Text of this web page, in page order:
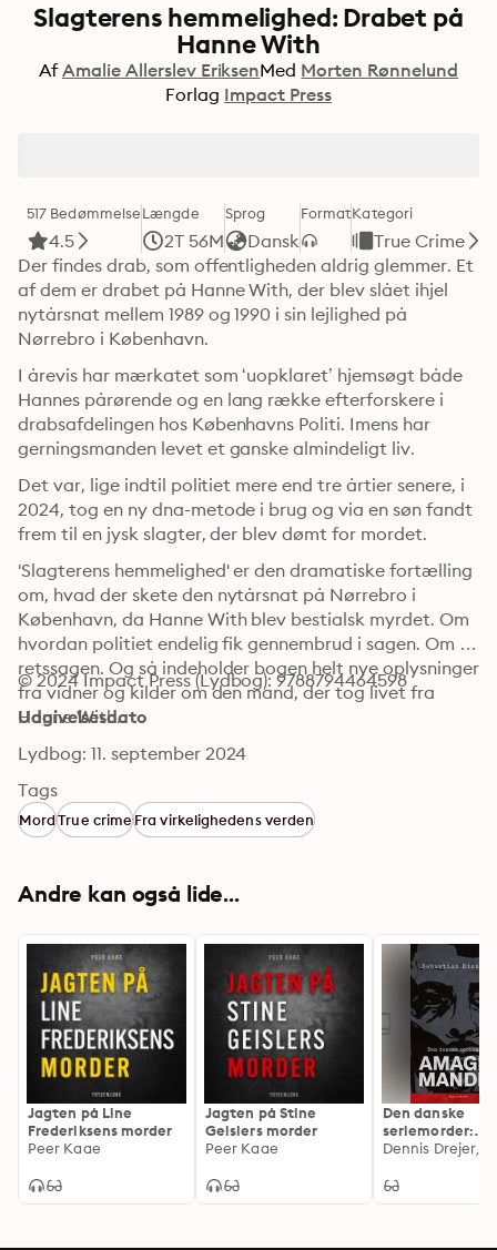
Slagterens hemmelighed: Drabet på
Hanne With
Af Amalie Allerslev EriksenMed Morten Rønnelund
Forlag Impact Press
517 Bedømmelse
4.5
Længde
2T 56M
Sprog
Dansk
FormatKategori
True Crime
Der findes drab, som offentligheden aldrig glemmer. Et
af dem er drabet på Hanne With, der blev slået ihjel
nytårsnat mellem 1989 og 1990 i sin lejlighed på
I årevis har mærkatet som ‘uopklaret’ hjemsøgt både
Hannes pårørende og en lang række efterforskere i
drabsafdelingen hos Københavns Politi. Imens har
gerningsmanden levet et ganske almindeligt liv.
Det var, lige indtil politiet mere end tre årtier senere, i
2024, tog en ny dna-metode i brug og via en søn fandt
frem til en jysk slagter, der blev dømt for mordet.
'Slagterens hemmelighed' er den dramatiske fortælling
om, hvad der skete den nytårsnat på Nørrebro i
København, da Hanne With blev bestialsk myrdet. Om
hvordan politiet endelig fik gennembrud i sagen. Om
retssagen. Og så indeholder bogen helt nye oplysninger
fra vidner og kilder om den mand, der tog livet fra
Hanne With.
© 2024 Impact Press (Lydbog): 9788794464598
Udgivelsesdato
Lydbog: 11. september 2024
Tags
MordTrue crimeFra virkelighedens verden
Andre kan også lide...
Jagten på Line
Frederiksens morder
Peer Kaae
Jagten på Stine
Geislers morder
Peer Kaae
Den danske
seriemorder:
Amagermanden